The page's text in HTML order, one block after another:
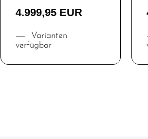
4.999,95 EUR
Varianten
verfügbar